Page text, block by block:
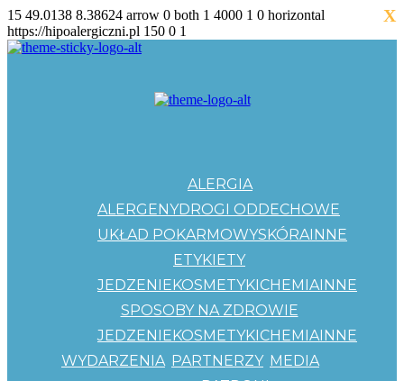
15 49.0138 8.38624 arrow 0 both 1 4000 1 0 horizontal
https://hipoalergiczni.pl 150 0 1
ALERGIA
ALERGENYDROGI ODDECHOWE
UKŁAD POKARMOWYSKÓRAINNE
ETYKIETY
JEDZENIEKOSMETYKICHEMIAINNE
SPOSOBY NA ZDROWIE
JEDZENIEKOSMETYKICHEMIAINNE
WYDARZENIA PARTNERZY MEDIA
X